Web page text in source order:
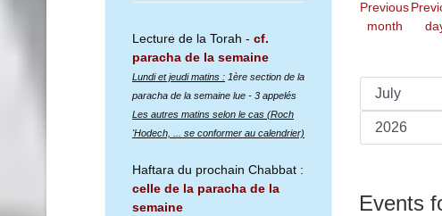
Lecture de la Torah - cf.
paracha de la semaine
Lundi et jeudi matins : 1ère section de la
paracha de la semaine lue - 3 appelés
Les autres matins selon le cas (Roch
'Hodech, ... se conformer au calendrier)
Haftara du prochain Chabbat :
celle de la paracha de la
semaine
Events